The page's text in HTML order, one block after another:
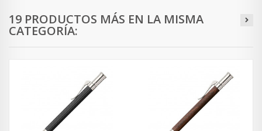
19 PRODUCTOS MÁS EN LA MISMA
CATEGORÍA: